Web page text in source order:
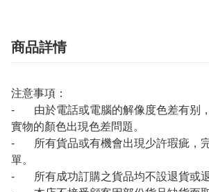
商品詳情
注意事項：
- 由於電話或電腦的解像度色差有别
實物的顏色出現色差問題。
- 所有貨品或有機會出現少許瑕疵，
單。
- 所有成功訂購之貨品均不設退貨或退